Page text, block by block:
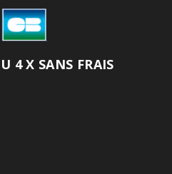
4 X SANS FRAIS